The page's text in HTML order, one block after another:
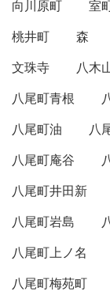
向川原町 室
桃井町
森
文珠寺
八木
八尾町青根
八尾町油
八
八尾町庵谷
八尾町井田新
八尾町岩島
八尾町上ノ名
八尾町梅苑町